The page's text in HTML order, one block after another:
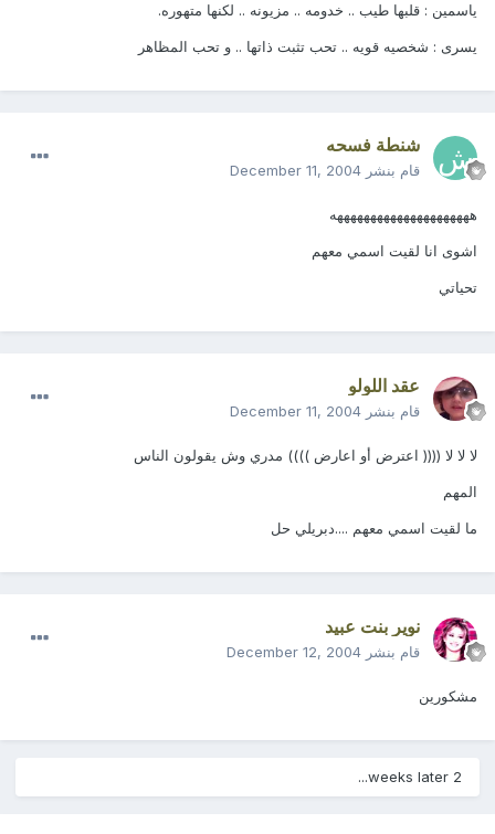
ياسمين : قلبها طيب .. خدومه .. مزيونه .. لكنها متهوره.
يسرى : شخصيه قويه .. تحب تثبت ذاتها .. و تحب المظاهر
شنطة فسحه
قام بنشر December 11, 2004
هههههههههههههههههههههه
اشوى انا لقيت اسمي معهم
تحياتي
عقد اللولو
قام بنشر December 11, 2004
لا لا لا (((( اعترض أو اعارض )))) مدري وش يقولون الناس
المهم
ما لقيت اسمي معهم ....دبريلي حل
نوير بنت عبيد
قام بنشر December 12, 2004
مشكورين
2 weeks later...